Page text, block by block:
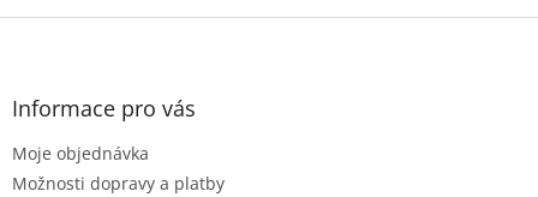
Z
Informace pro vás
Moje objednávka
Možnosti dopravy a platby